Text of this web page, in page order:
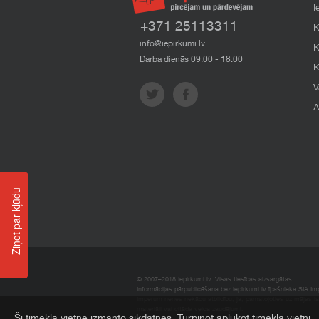
+371 25113311
info@iepirkumi.lv
Darba dienās 09:00 - 18:00
© 2007–2018 Iepirkumi.lv. Visas tiesības aizsargātas.
Informācijas pārpublicēšana bez iepirkumi.lv īpašnieka SIA
Ziņot par kļūdu